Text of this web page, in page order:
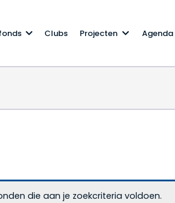
Clubs Projecten Agenda
die aan je zoekcriteria voldoen.